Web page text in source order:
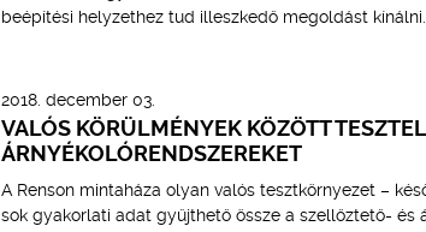
beépítési helyzethez tud illeszkedő megoldást kínálni.
2018. december 03.
VALÓS KÖRÜLMÉNYEK KÖZÖTT
ÁRNYÉKOLÓRENDSZEREKET
A Renson mintaháza olyan valós tesztkörnyezet –
sok gyakorlati adat gyűjthető össze a szellőztető- és